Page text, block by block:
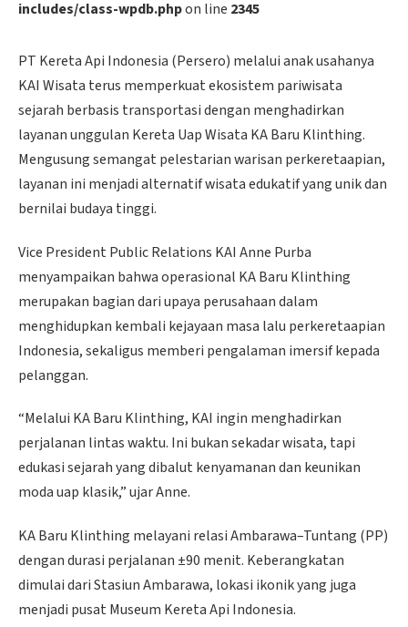
includes/class-wpdb.phpon line 2345
PT Kereta Api Indonesia (Persero) melalui anak usahanya
KAI Wisata terus memperkuat ekosistem pariwisata
sejarah berbasis transportasi dengan menghadirkan
layanan unggulan Kereta Uap Wisata KA Baru Klinthing.
Mengusung semangat pelestarian warisan perkeretaapian,
layanan ini menjadi alternatif wisata edukatif yang unik dan
bernilai budaya tinggi.
Vice President Public Relations KAI Anne Purba
menyampaikan bahwa operasional KA Baru Klinthing
merupakan bagian dari upaya perusahaan dalam
menghidupkan kembali kejayaan masa lalu perkeretaapian
Indonesia, sekaligus memberi pengalaman imersif kepada
pelanggan.
“Melalui KA Baru Klinthing, KAI ingin menghadirkan
perjalanan lintas waktu. Ini bukan sekadar wisata, tapi
edukasi sejarah yang dibalut kenyamanan dan keunikan
moda uap klasik,” ujar Anne.
KA Baru Klinthing melayani relasi Ambarawa–Tuntang (PP)
dengan durasi perjalanan ±90 menit. Keberangkatan
dimulai dari Stasiun Ambarawa, lokasi ikonik yang juga
menjadi pusat Museum Kereta Api Indonesia.